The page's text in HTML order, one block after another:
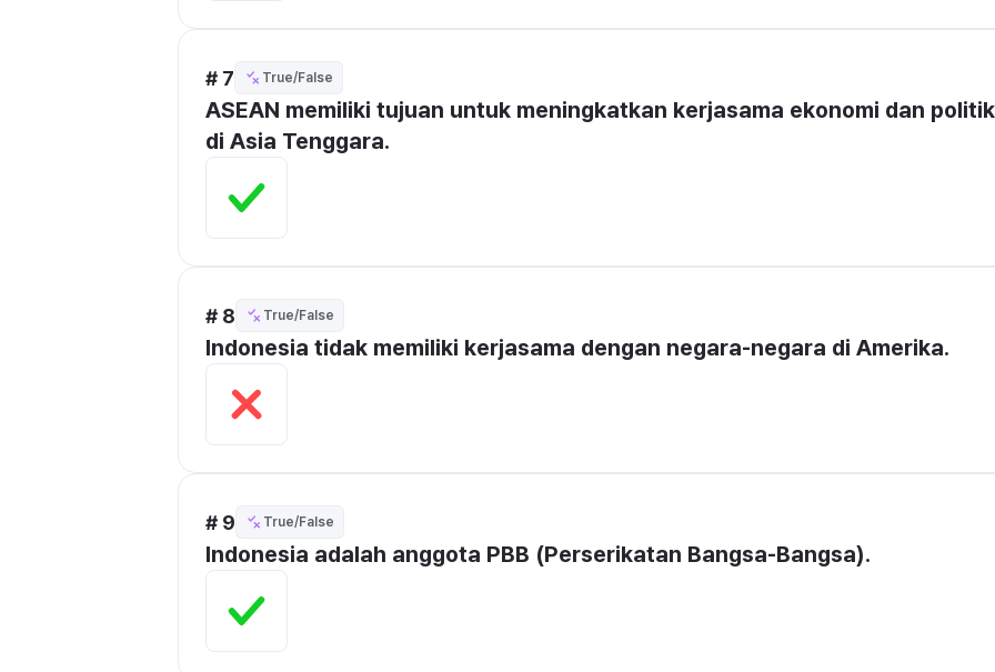
# 7 True/False
ASEAN memiliki tujuan untuk meningkatkan kerjasama ekonomi dan politik
di Asia Tenggara.
# 8 True/False
Indonesia tidak memiliki kerjasama dengan negara-negara di Amerika.
# 9 True/False
Indonesia adalah anggota PBB (Perserikatan Bangsa-Bangsa).